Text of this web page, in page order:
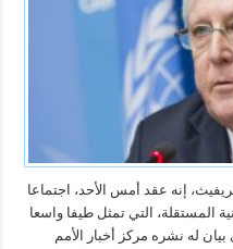
إنه عقد أمس الأحد، اجتماعا
المستقلة، التي تمثل طيفا واسعا
له نشره مركز أخبار الأمم